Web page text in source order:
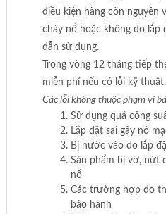
điều kiện hàng còn nguyên
cháy nổ hoặc không do lắp
dẫn sử dụng.
Trong vòng 12 tháng tiếp
miễn phí nếu có lỗi kỹ thuật.
Các lỗi không thuộc phạm vi
Sử dụng quá công
Lắp đặt sai gây nổ
Bị nước vào do lắp
Sản phẩm bị vỡ, nứt
nổ
Các trường hợp do
bảo hành